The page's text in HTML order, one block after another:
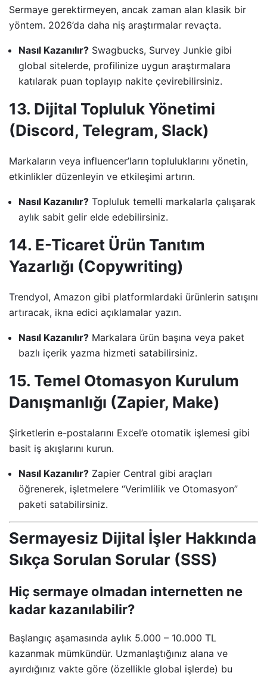
Sermaye gerektirmeyen, ancak zaman alan klasik bir
yöntem. 2026’da daha niş araştırmalar revaçta.
Nasıl Kazanılır? Swagbucks, Survey Junkie gibi
global sitelerde, profilinize uygun araştırmalara
katılarak puan toplayıp nakite çevirebilirsiniz.
13. Dijital Topluluk Yönetimi
(Discord, Telegram, Slack)
Markaların veya influencer’ların topluluklarını yönetin,
etkinlikler düzenleyin ve etkileşimi artırın.
Nasıl Kazanılır? Topluluk temelli markalarla çalışarak
aylık sabit gelir elde edebilirsiniz.
14. E-Ticaret Ürün Tanıtım
Yazarlığı (Copywriting)
Trendyol, Amazon gibi platformlardaki ürünlerin satışını
artıracak, ikna edici açıklamalar yazın.
Nasıl Kazanılır? Markalara ürün başına veya paket
bazlı içerik yazma hizmeti satabilirsiniz.
15. Temel Otomasyon Kurulum
Danışmanlığı (Zapier, Make)
Şirketlerin e-postalarını Excel’e otomatik işlemesi gibi
basit iş akışlarını kurun.
Nasıl Kazanılır? Zapier Central gibi araçları
öğrenerek, işletmelere “Verimlilik ve Otomasyon”
paketi satabilirsiniz.
Sermayesiz Dijital İşler Hakkında
Sıkça Sorulan Sorular (SSS)
Hiç sermaye olmadan internetten ne
kadar kazanılabilir?
Başlangıç aşamasında aylık 5.000 – 10.000 TL
kazanmak mümkündür. Uzmanlaştığınız alana ve
ayırdığınız vakte göre (özellikle global işlerde) bu